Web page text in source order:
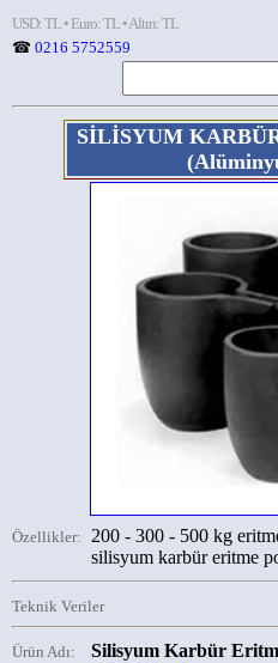
USD: TL • Euro: TL • Altın: TL
☎ 0216 5752559
SİLİSYUM
Özellikler:
200 - 300 - 500 kg
silisyum karbür eritme
Teknik Veriler
Ürün Adı: Silisyum Karbür